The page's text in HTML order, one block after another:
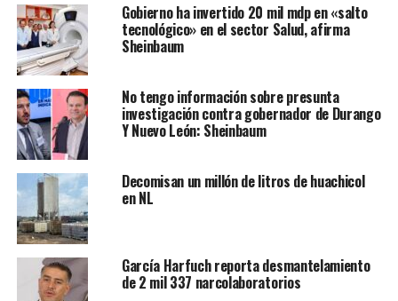
Te puede interesar:Fiscalía de
Nuevo León catea propiedades
de “El Bronco”
La reciente acusación proviene de octubre de 2016,
cuando el entonces gobernador decretó la requisa de la
empresa de transporte Ecovía por considerar fallas e
irregularidades en el servicio, sin embargo, en ese
momento fue acusado de abuso de autoridad y de no
indemnizar al empresario propietario y que ahora se
retomó el caso.
Gobierno ha invertido 20 mil mdp en «salto
tecnológico» en el sector Salud, afirma
Sheinbaum
No tengo información sobre presunta
investigación contra gobernador de Durango
Y Nuevo León: Sheinbaum
Decomisan un millón de litros de huachicol
en NL
García Harfuch reporta desmantelamiento
de 2 mil 337 narcolaboratorios